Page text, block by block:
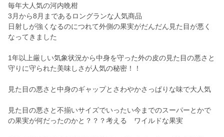
毎年大人気の河内晩柑
3月から8月まであるロングランな人気商品
日射しが強くなるのにつれて外側の果実がだんだん見た目が悪く
なってきました
1年以上厳しい気象状況から中身を守った外の皮の見た目の悪さと
守りに守られた美味しさが人気の秘密！！
見た目の悪さと中身のギャップとさわやかさっぱりな味で大人気
見た目の悪さと不揃いサイズでいったい今までのスーパーとかで
の果実が何だったのかと？？？考える ワイルドな果実